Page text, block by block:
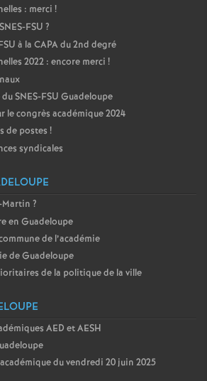
: merci !
FSU ?
à la CAPA du 2nd degré
2022 : encore merci !
SNES-FSU Guadeloupe
le congrès académique 2024
de postes !
syndicales
Martin ?
en Guadeloupe
de l’académie
de Guadeloupe
de la politique de la ville
AED et AESH
du vendredi 20 juin 2025